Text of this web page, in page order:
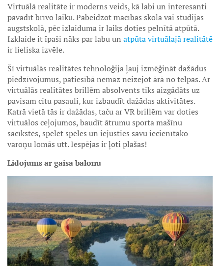
Virtuālā realitāte ir moderns veids, kā labi un interesanti
pavadīt brīvo laiku. Pabeidzot mācības skolā vai studijas
augstskolā, pēc izlaiduma ir laiks doties pelnītā atpūtā.
Izklaide it īpaši nāks par labu un atpūta virtuālajā realitātē
ir lieliska izvēle.
Šī virtuālās realitātes tehnoloģija ļauj izmēģināt dažādus
piedzīvojumus, patiesībā nemaz neizejot ārā no telpas. Ar
virtuālās realitātes brillēm absolvents tiks aizgādāts uz
pavisam citu pasauli, kur izbaudīt dažādas aktivitātes.
Katrā vietā tās ir dažādas, taču ar VR brillēm var doties
virtuālos ceļojumos, baudīt ātrumu sporta mašīnu
sacīkstēs, spēlēt spēles un iejusties savu iecienītāko
varoņu lomās utt. Iespējas ir ļoti plašas!
Lidojums ar gaisa balonu